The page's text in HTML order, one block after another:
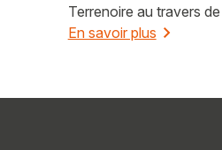
Terrenoire au travers
En savoir plus